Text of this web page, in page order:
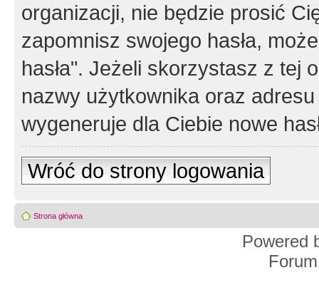
organizacji, nie będzie prosić
zapomnisz swojego hasła,
hasła". Jeżeli skorzystasz z tej
nazwy użytkownika oraz
wygeneruje dla Ciebie nowe
Wróć do strony logowania
Strona główna
Powered